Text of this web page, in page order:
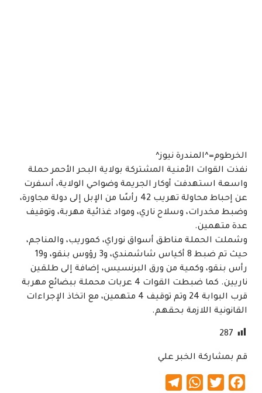
الخرطوم=^المندرة نيوز^
نفذت القوات الأمنية المشتركة بولاية البحر الأحمر حملة
واسعة استهدفت أوكار الجريمة وضواحي الولاية، أسفرت
عن إحباط محاولة تهريب 42 رأسًا من الإبل إلى دولة مجاورة،
وضبط مخدرات، وسلاح ناري، ومواد غذائية مهربة، وتوقيف
عدة متهمين.
وشملت الحملة مناطق أسواق نوراي، كموريب، والمناجم،
حيث تم ضبط 8 أكياس شاشمندي، و3 رؤوس بنقو، و19
رأس بنقو، وكمية من ورق البرنسيس، إضافة إلى طلقين
ناريين. كما ضبطت القوات 4 عربات محملة ببضائع مهربة
قرب البوابة 24 وتم توقيف 4 متهمين، مع اتخاذ الإجراءات
القانونية اللازمة بحقهم.
287
قم بمشاركة الخبر علي
Facebook
Twitter
WhatsApp